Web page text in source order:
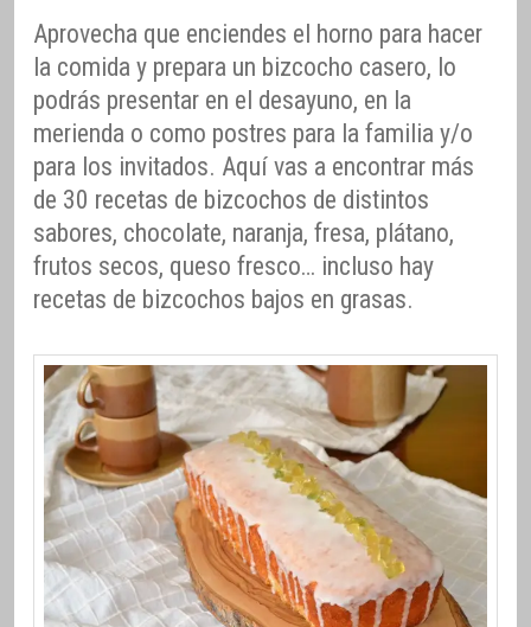
Aprovecha que enciendes el horno para hacer
la comida y prepara un bizcocho casero, lo
podrás presentar en el desayuno, en la
merienda o como postres para la familia y/o
para los invitados. Aquí vas a encontrar más
de 30 recetas de bizcochos de distintos
sabores, chocolate, naranja, fresa, plátano,
frutos secos, queso fresco… incluso hay
recetas de bizcochos bajos en grasas.